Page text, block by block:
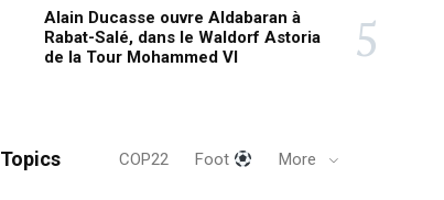
Alain Ducasse ouvre Aldabaran à
Rabat-Salé, dans le Waldorf Astoria
de la Tour Mohammed VI
Topics COP22 Foot More